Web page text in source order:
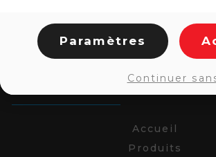
Accueil
Produits
Paramètres
Continuer